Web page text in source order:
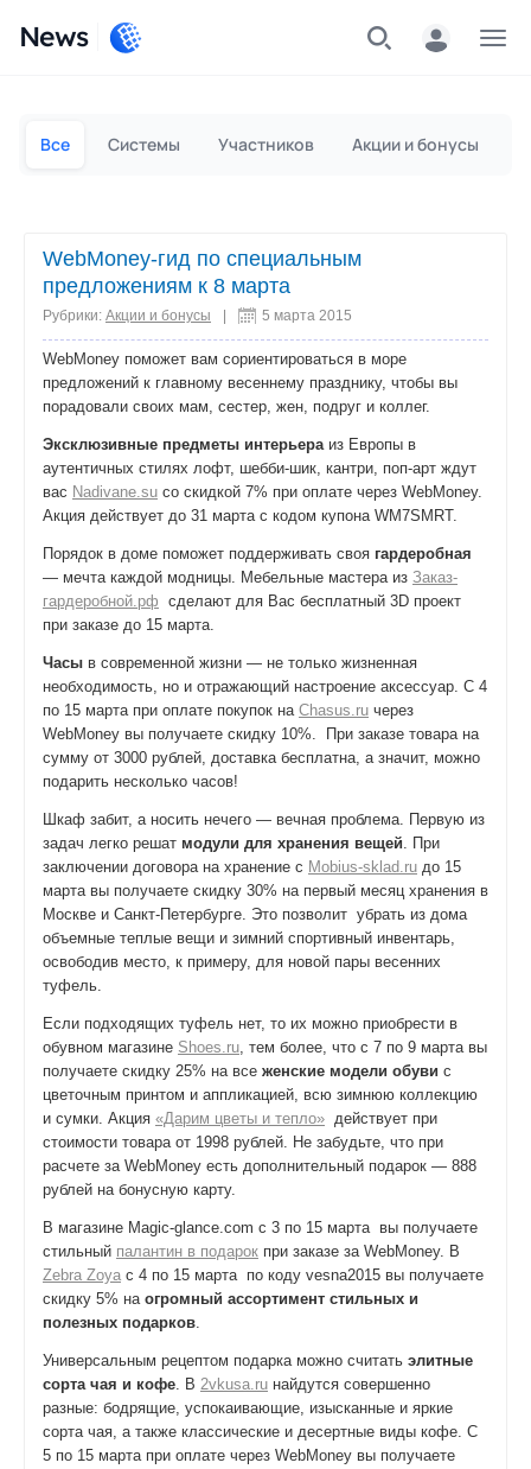
News
Все Системы Участников Акции и бонусы
WebMoney-гид по специальным
предложениям к 8 марта
Рубрики: Акции и бонусы 5 марта 2015
WebMoney поможет вам сориентироваться в море
предложений к главному весеннему празднику, чтобы вы
порадовали своих мам, сестер, жен, подруг и коллег.
Эксклюзивные предметы интерьераиз Европы в
аутентичных стилях лофт, шебби-шик, кантри, поп-арт ждут
вас Nadivane.su со скидкой 7% при оплате через WebMoney.
Акция действует до 31 марта с кодом купона WM7SMRT.
Порядок в доме поможет поддерживать своя гардеробная
— мечта каждой модницы. Мебельные мастера из Заказ-
гардеробной.рф сделают для Вас бесплатный 3D проект
при заказе до 15 марта.
Часы в современной жизни — не только жизненная
необходимость, но и отражающий настроение аксессуар. С 4
по 15 марта при оплате покупок на Сhasus.ru через
WebMoney вы получаете скидку 10%. При заказе товара на
сумму от 3000 рублей, доставка бесплатна, а значит, можно
подарить несколько часов!
Шкаф забит, а носить нечего — вечная проблема. Первую из
задач легко решат модули для хранения вещей. При
заключении договора на хранение с Mobius-sklad.ru до 15
марта вы получаете скидку 30% на первый месяц хранения в
Москве и Санкт-Петербурге. Это позволит убрать из дома
объемные теплые вещи и зимний спортивный инвентарь,
освободив место, к примеру, для новой пары весенних
туфель.
Если подходящих туфель нет, то их можно приобрести в
обувном магазине Shoes.ru, тем более, что с 7 по 9 марта вы
получаете скидку 25% на все женские модели обуви с
цветочным принтом и аппликацией, всю зимнюю коллекцию
и сумки. Акция «Дарим цветы и тепло» действует при
стоимости товара от 1998 рублей. Не забудьте, что при
расчете за WebMoney есть дополнительный подарок — 888
рублей на бонусную карту.
В магазине Magic-glance.com с 3 по 15 марта вы получаете
стильный палантин в подарок при заказе за WebMoney. В
Zebra Zoya с 4 по 15 марта по коду vesna2015 вы получаете
скидку 5% на огромный ассортимент стильных и
полезных подарков.
Универсальным рецептом подарка можно считать элитные
сорта чая и кофе. В 2vkusa.ru найдутся совершенно
разные: бодрящие, успокаивающие, изысканные и яркие
сорта чая, а также классические и десертные виды кофе. С
5 по 15 марта при оплате через WebMoney вы получаете